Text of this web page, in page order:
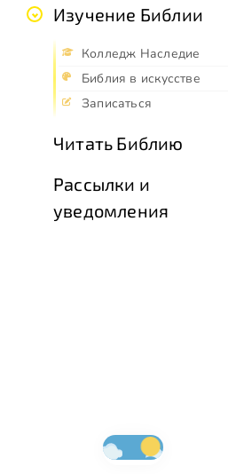
Изучение Библии
Колледж Наследие
Библия в искусстве
Записаться
Читать Библию
Рассылки и
уведомления